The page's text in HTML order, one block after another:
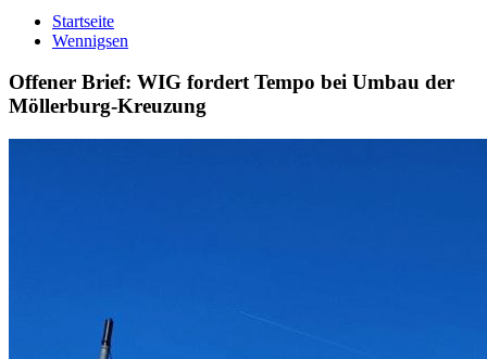
Startseite
Wennigsen
Offener Brief: WIG fordert Tempo bei Umbau der
Möllerburg-Kreuzung